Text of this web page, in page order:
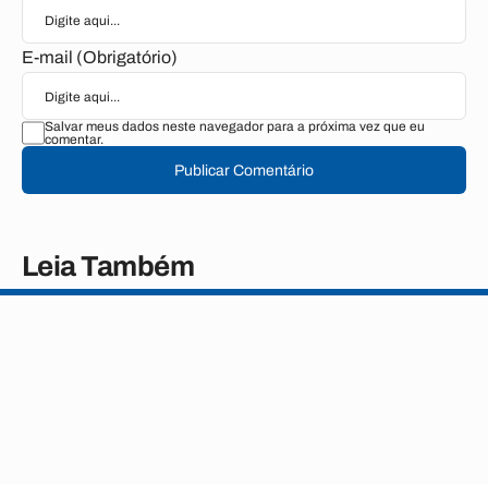
E-mail (Obrigatório)
Salvar meus dados neste navegador para a próxima vez que eu
comentar.
Publicar Comentário
Leia Também